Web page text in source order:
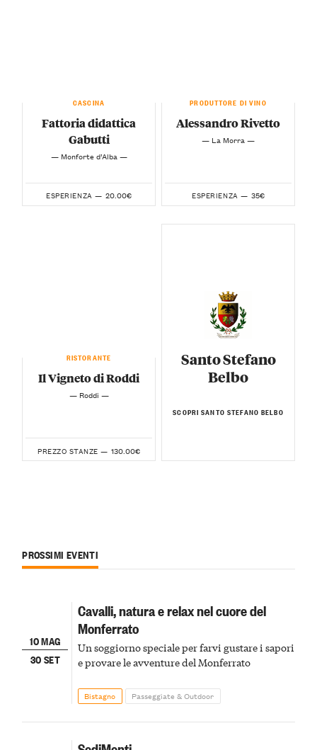
CASCINA
Fattoria didattica
Gabutti
— Monforte d’Alba —
ESPERIENZA — 20.00€
PRODUTTORE DI VINO
Alessandro Rivetto
— La Morra —
ESPERIENZA — 35€
RISTORANTE
Il Vigneto di Roddi
— Roddi —
PREZZO STANZE — 130.00€
Santo Stefano
Belbo
SCOPRI SANTO STEFANO BELBO
PROSSIMI EVENTI
10 MAG
30 SET
Cavalli, natura e relax nel cuore del
Monferrato
Un soggiorno speciale per farvi gustare i sapori
e provare le avventure del Monferrato
Bistagno Passeggiate & Outdoor